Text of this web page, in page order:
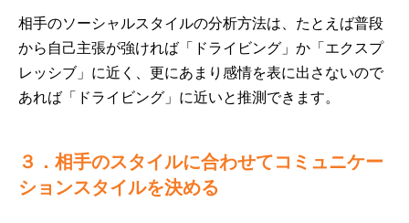
相手のソーシャルスタイルの分析方法は、たとえば普段
から自己主張が強ければ「ドライビング」か「エクスプ
レッシブ」に近く、更にあまり感情を表に出さないので
あれば「ドライビング」に近いと推測できます。
３．相手のスタイルに合わせてコミュニケー
ションスタイルを決める